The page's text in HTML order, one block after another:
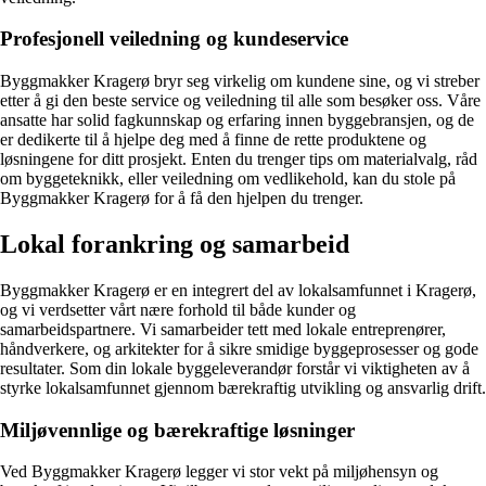
Profesjonell veiledning og kundeservice
Byggmakker Kragerø bryr seg virkelig om kundene sine, og vi streber
etter å gi den beste service og veiledning til alle som besøker oss. Våre
ansatte har solid fagkunnskap og erfaring innen byggebransjen, og de
er dedikerte til å hjelpe deg med å finne de rette produktene og
løsningene for ditt prosjekt. Enten du trenger tips om materialvalg, råd
om byggeteknikk, eller veiledning om vedlikehold, kan du stole på
Byggmakker Kragerø for å få den hjelpen du trenger.
Lokal forankring og samarbeid
Byggmakker Kragerø er en integrert del av lokalsamfunnet i Kragerø,
og vi verdsetter vårt nære forhold til både kunder og
samarbeidspartnere. Vi samarbeider tett med lokale entreprenører,
håndverkere, og arkitekter for å sikre smidige byggeprosesser og gode
resultater. Som din lokale byggeleverandør forstår vi viktigheten av å
styrke lokalsamfunnet gjennom bærekraftig utvikling og ansvarlig drift.
Miljøvennlige og bærekraftige løsninger
Ved Byggmakker Kragerø legger vi stor vekt på miljøhensyn og